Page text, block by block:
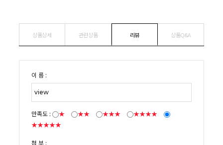
상품상세 관련상품 리뷰 상품Q&A
이 름 :
만족도 : ★ ★★ ★★★
★★★★
★★★★★
첨 부 :